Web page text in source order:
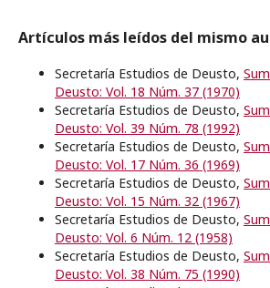
Artículos más leídos del mismo
Secretaría Estudios de Deusto,
Deusto: Vol. 18 Núm. 37 (1970)
Secretaría Estudios de Deusto,
Deusto: Vol. 39 Núm. 78 (1992)
Secretaría Estudios de Deusto,
Deusto: Vol. 17 Núm. 36 (1969)
Secretaría Estudios de Deusto,
Deusto: Vol. 15 Núm. 32 (1967)
Secretaría Estudios de Deusto,
Deusto: Vol. 6 Núm. 12 (1958)
Secretaría Estudios de Deusto,
Deusto: Vol. 38 Núm. 75 (1990)